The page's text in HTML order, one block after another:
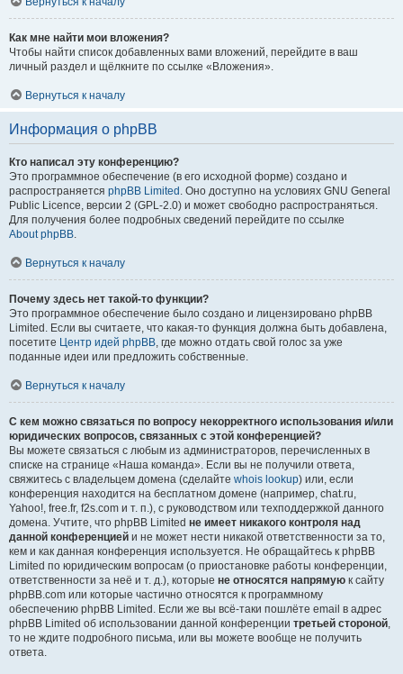
Как мне найти мои вложения?
Чтобы найти список добавленных вами вложений, перейдите в ваш
личный раздел и щёлкните по ссылке «Вложения».
Вернуться к началу
Информация о phpBB
Кто написал эту конференцию?
Это программное обеспечение (в его исходной форме) создано и
распространяется phpBB Limited . Оно доступно на условиях GNU General
Public Licence, версии 2 (GPL-2.0) и может свободно распространяться.
Для получения более подробных сведений перейдите по ссылке
About phpBB.
Вернуться к началу
Почему здесь нет такой-то функции?
Это программное обеспечение было создано и лицензировано phpBB
Limited. Если вы считаете, что какая-то функция должна быть добавлена,
посетите Центр идей phpBB, где можно отдать свой голос за уже
поданные идеи или предложить собственные.
Вернуться к началу
С кем можно связаться по вопросу некорректного использования и/или
юридических вопросов, связанных с этой конференцией?
Вы можете связаться с любым из администраторов, перечисленных в
списке на странице «Наша команда». Если вы не получили ответа,
свяжитесь с владельцем домена (сделайте whois lookup) или, если
конференция находится на бесплатном домене (например, chat.ru,
Yahoo!, free.fr, f2s.com и т. п.), с руководством или техподдержкой данного
домена. Учтите, что phpBB Limited не имеет никакого контроля над
данной конференцией и не может нести никакой ответственности за то,
кем и как данная конференция используется. Не обращайтесь к phpBB
Limited по юридическим вопросам (о приостановке работы конференции,
ответственности за неё и т. д.), которые не относятся напрямую к сайту
phpBB.com или которые частично относятся к программному
обеспечению phpBB Limited. Если же вы всё-таки пошлёте email в адрес
phpBB Limited об использовании данной конференции третьей стороной,
то не ждите подробного письма, или вы можете вообще не получить
ответа.